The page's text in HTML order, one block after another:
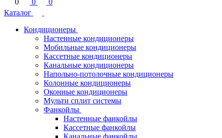
0 0
0
Каталог
Кондиционеры
Настенные кондиционеры
Мобильные кондиционеры
Кассетные кондиционеры
Канальные кондиционеры
Напольно-потолочные кондиционеры
Колонные кондиционеры
Оконные кондиционеры
Мульти сплит системы
Фанкойлы
Настенные фанкойлы
Кассетные фанкойлы
Канальные фанкойлы